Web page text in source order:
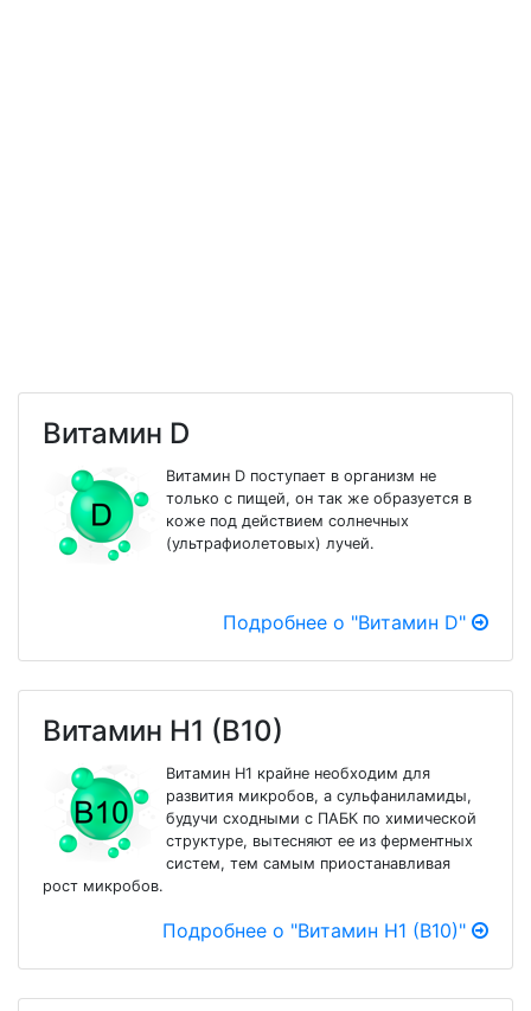
Витамин D
Витамин D поступает в организм не
только с пищей, он так же образуется в
коже под действием солнечных
(ультрафиолетовых) лучей.
Подробнее о "Витамин D"
Витамин H1 (B10)
Витамин H1 крайне необходим для
развития микробов, а сульфаниламиды,
будучи сходными с ПАБК по химической
структуре, вытесняют ее из ферментных
систем, тем самым приостанавливая
рост микробов.
Подробнее о "Витамин H1 (B10)"